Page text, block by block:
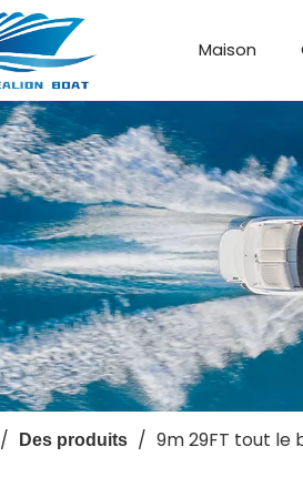
Maison
/ Des produits / 9m 29FT tout le